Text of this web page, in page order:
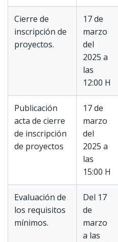
Cierre de
inscripción de
proyectos.
17 de
marzo
del
2025 a
las
12:00 H
Publicación
acta de cierre
de inscripción
de proyectos
17 de
marzo
del
2025 a
las
15:00 H
Evaluación de
los requisitos
mínimos.
Del 17
de
marzo
a las